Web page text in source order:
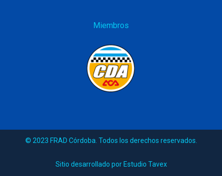
Miembros
© 2023 FRAD Córdoba. Todos los derechos reservados.
Sitio desarrollado por Estudio Tavex